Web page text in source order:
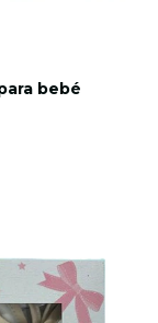
bebé